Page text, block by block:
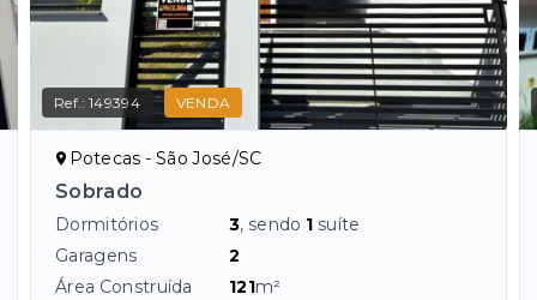
Ref.:149394 VENDA
Potecas - São José/SC
Sobrado
Dormitórios 3, sendo 1 suíte
Garagens
2
Área Construída
121m²